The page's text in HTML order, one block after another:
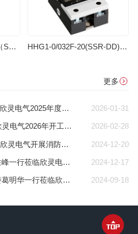
HHG63-0/032F-06 10A（SSR-DD）固体继电器（直流控制直流） HHG1-0/032F-20(SSR-DD)（改进型）单相固体继电器(直流控制直流)
更多
2026-01-31
同“欣”同行 智领新程 | 欣灵电气2025年度表彰总结大会暨新年酒会成功举办！
2026-02-28
马上欣程 同心共跃 | 欣灵电气2026年开工大吉！
2024-12-20
预防为主，防治结合 | 欣灵电气开展消防应急预案演练活动
2024-12-17
温州市政协副主席陈胜峰一行莅临欣灵电气调研指导
2024-09-18
农工党浙江省委会主委葛明华一行莅临欣灵电气考察调研